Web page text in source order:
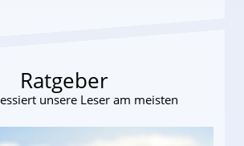
Ratgeber
unsere Leser am meisten